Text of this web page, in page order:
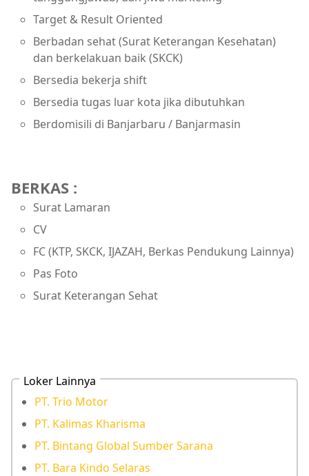
Target & Result Oriented
Berbadan sehat (Surat Keterangan Kesehatan)
dan berkelakuan baik (SKCK)
Bersedia bekerja shift
Bersedia tugas luar kota jika dibutuhkan
Berdomisili di Banjarbaru / Banjarmasin
BERKAS :
Surat Lamaran
CV
FC (KTP, SKCK, IJAZAH, Berkas Pendukung Lainnya)
Pas Foto
Surat Keterangan Sehat
Loker Lainnya
PT. Trio Motor
PT. Kalimas Kharisma
PT. Bintang Global Sumber Sarana
PT. Bara Kindo Selaras